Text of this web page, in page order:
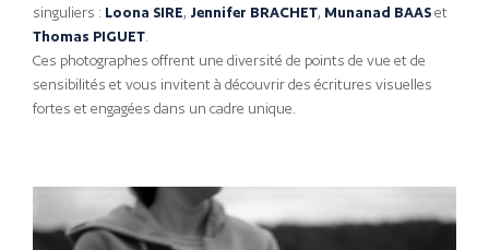
singuliers : Loona SIRE, Jennifer BRACHET, Munanad BAAS et
Thomas PIGUET
Ces photographes offrent une diversité de points de vue et de
sensibilités et vous invitent à découvrir des écritures visuelles
fortes et engagées dans un cadre unique.